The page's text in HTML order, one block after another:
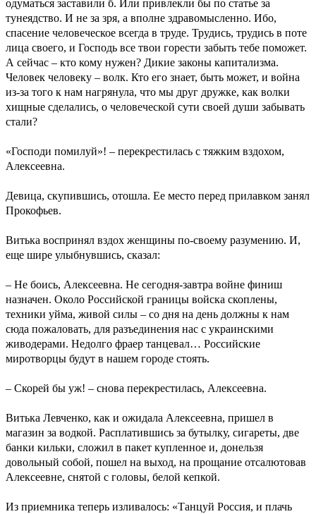
одуматься заставили б. Или привлекли бы по статье за
тунеядство. И не за зря, а вполне здравомысленно. Ибо,
спасение человеческое всегда в труде. Трудись, трудись в поте
лица своего, и Господь все твои горести забыть тебе поможет.
А сейчас – кто кому нужен? Дикие законы капитализма.
Человек человеку – волк. Кто его знает, быть может, и война
из-за того к нам нагрянула, что мы друг дружке, как волки
хищные сделались, о человеческой сути своей души забывать
стали?
«Господи помилуй»! – перекрестилась с тяжким вздохом,
Алексеевна.
Девица, скупившись, отошла. Ее место перед прилавком занял
Прокофьев.
Витька воспринял вздох женщины по-своему разумению. И,
еще шире улыбнувшись, сказал:
– Не боись, Алексеевна. Не сегодня-завтра войне финиш
назначен. Около Российской границы войска скоплены,
техники уйма, живой силы – со дня на день должны к нам
сюда пожаловать, для разъединения нас с украинскими
живодерами. Недолго фраер танцевал… Российские
миротворцы будут в нашем городе стоять.
– Скорей бы уж! – снова перекрестилась, Алексеевна.
Витька Левченко, как и ожидала Алексеевна, пришел в
магазин за водкой. Расплатившись за бутылку, сигареты, две
банки кильки, сложил в пакет купленное и, донельзя
довольный собой, пошел на выход, на прощание отсалютовав
Алексеевне, снятой с головы, белой кепкой.
Из приемника теперь изливалось: «Танцуй Россия, и плачь